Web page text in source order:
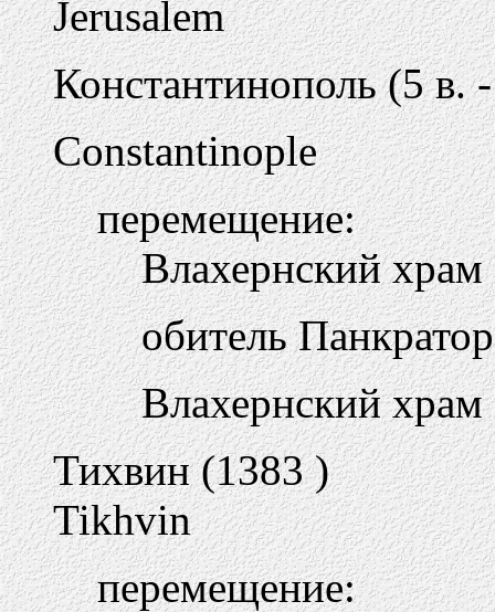
Jerusalem
Константинополь (5 в.
Constantinople
перемещение:
Влахернский
обитель
Влахернский
Тихвин (1383 )
Tikhvin
перемещение: